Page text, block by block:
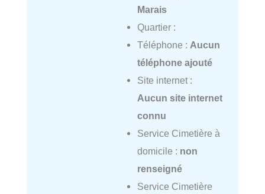
Marais
Quartier :
Téléphone : Aucun
téléphone ajouté
Site internet :
Aucun site internet
connu
Service Cimetière à
domicile : non
renseigné
Service Cimetière